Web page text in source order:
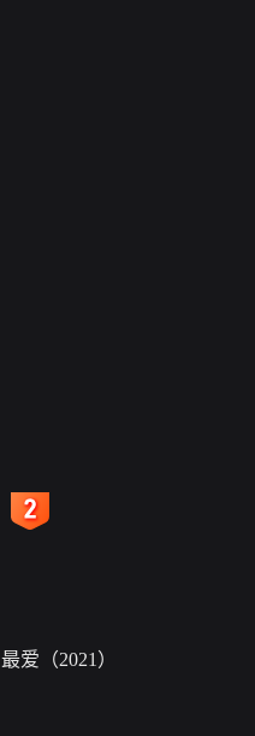
最爱（2021）